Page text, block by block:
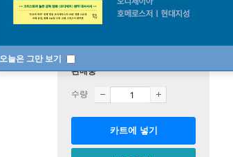
오늘은 그만 보기
판매중
수량
카트에 넣기